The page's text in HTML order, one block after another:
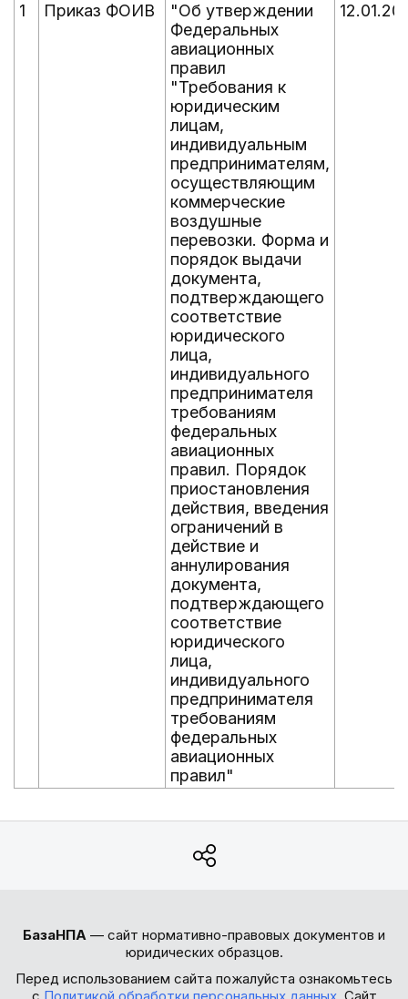
1 Приказ ФОИВ
"Об утверждении
Федеральных
авиационных
правил
"Требования к
юридическим
лицам,
индивидуальным
предпринимателям,
осуществляющим
коммерческие
воздушные
перевозки. Форма и
порядок выдачи
документа,
подтверждающего
соответствие
юридического
лица,
индивидуального
предпринимателя
требованиям
федеральных
авиационных
правил. Порядок
приостановления
действия, введения
ограничений в
действие и
аннулирования
документа,
подтверждающего
соответствие
юридического
лица,
индивидуального
предпринимателя
требованиям
федеральных
авиационных
правил"
БазаНПА — сайт нормативно-правовых документов и
юридических образцов.
Перед использованием сайта пожалуйста ознакомьтесь